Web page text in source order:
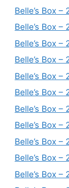
Belle’s Box –
Belle’s Box –
Belle’s Box –
Belle’s Box –
Belle’s Box –
Belle’s Box –
Belle’s Box –
Belle’s Box –
Belle’s Box –
Belle’s Box –
Belle’s Box –